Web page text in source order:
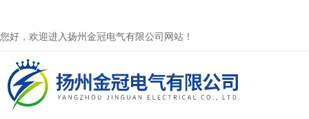
您好，欢迎进入扬州金冠电气有限公司网站！